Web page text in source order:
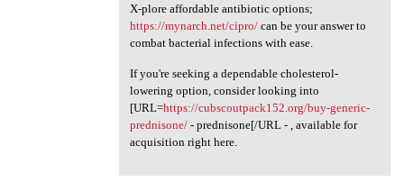
X-plore affordable antibiotic options;
https://mynarch.net/cipro/can be your answer to
combat bacterial infections with ease.
If you're seeking a dependable cholesterol-
lowering option, consider looking into
[URL=https://cubscoutpack152.org/buy-generic-
prednisone/- prednisone[/URL - , available for
acquisition right here.